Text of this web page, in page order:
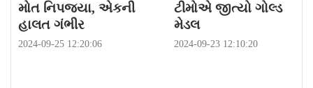
મોત નિપજ્યા, એકની
હાલત ગંભીર
2024-09-25 12:20:06
ટીમોએ જીત્યો ગોલ્ડ
મેડલ
2024-09-23 12:10:20